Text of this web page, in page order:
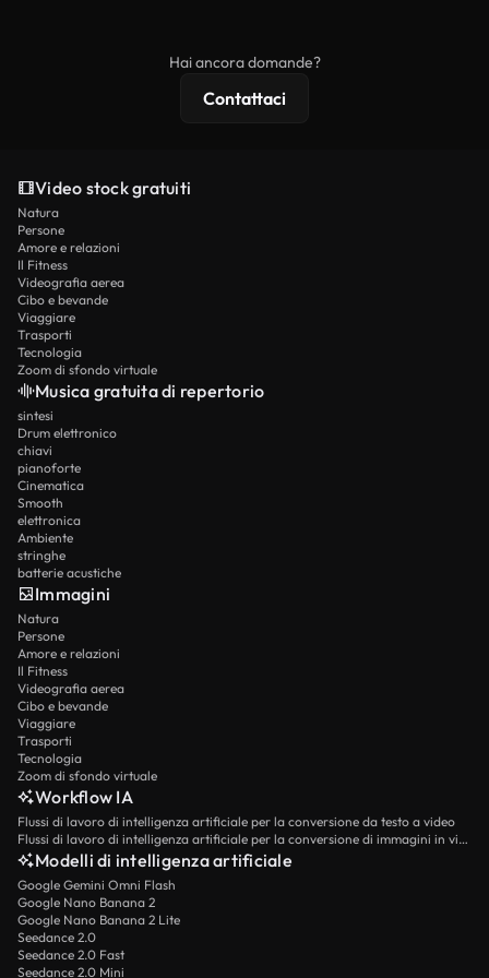
Hai ancora domande?
Contattaci
Video stock gratuiti
Natura
Persone
Amore e relazioni
Il Fitness
Videografia aerea
Cibo e bevande
Viaggiare
Trasporti
Tecnologia
Zoom di sfondo virtuale
Musica gratuita di repertorio
sintesi
Drum elettronico
chiavi
pianoforte
Cinematica
Smooth
elettronica
Ambiente
stringhe
batterie acustiche
Immagini
Natura
Persone
Amore e relazioni
Il Fitness
Videografia aerea
Cibo e bevande
Viaggiare
Trasporti
Tecnologia
Zoom di sfondo virtuale
Workflow IA
Flussi di lavoro di intelligenza artificiale per la conversione da testo a video
Flussi di lavoro di intelligenza artificiale per la conversione di immagini in video
Modelli di intelligenza artificiale
Google Gemini Omni Flash
Google Nano Banana 2
Google Nano Banana 2 Lite
Seedance 2.0
Seedance 2.0 Fast
Seedance 2.0 Mini